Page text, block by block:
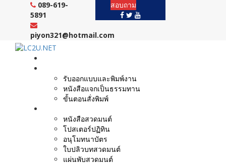
089-619-
5891
piyon321@hotmail.com
สอบถาม
รับออกแบบและพิมพ์งาน
หนังสือแจกเป็นธรรมทาน
ขั้นตอนสั่งพิมพ์
หนังสือสวดมนต์
โปสเตอร์ปฏิทิน
อนุโมทนาบัตร
ใบปลิวบทสวดมนต์
แผ่นพับสวดมนต์